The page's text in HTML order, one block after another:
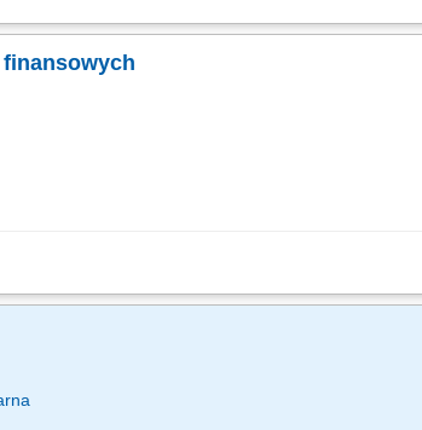
finansów (kredyty, leasing, faktoring). Rozwój
prowadzenie rozmów doradczych – analiza potrzeb